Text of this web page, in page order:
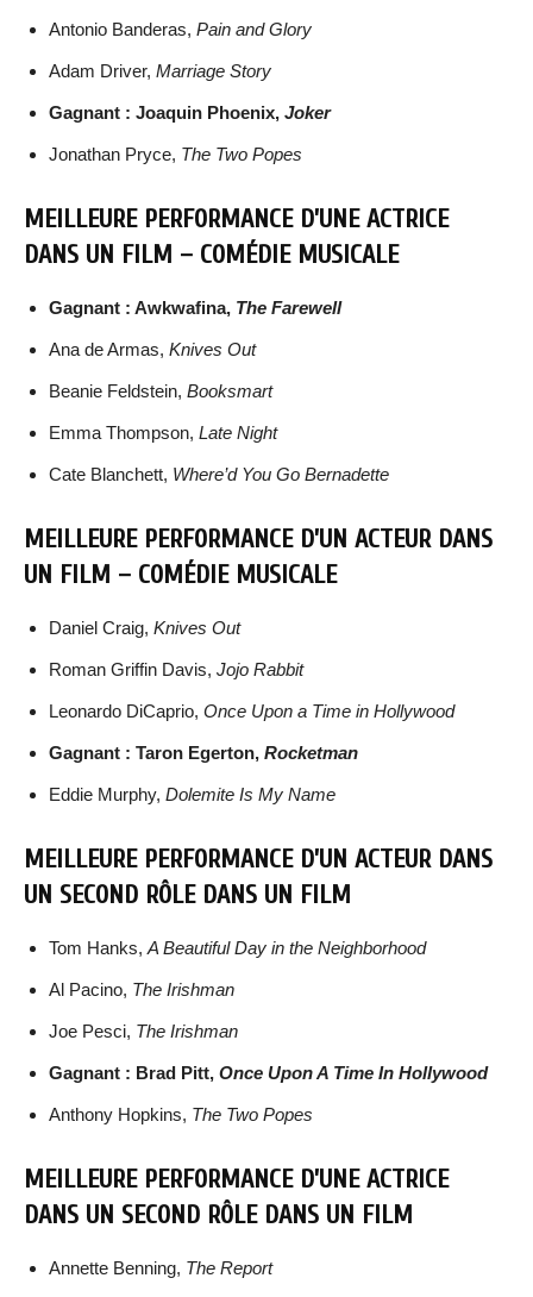
Antonio Banderas, Pain and Glory
Adam Driver, Marriage Story
Gagnant : Joaquin Phoenix, Joker
Jonathan Pryce, The Two Popes
MEILLEURE PERFORMANCE D’UNE ACTRICE
DANS UN FILM – COMÉDIE MUSICALE
Gagnant : Awkwafina, The Farewell
Ana de Armas, Knives Out
Beanie Feldstein, Booksmart
Emma Thompson, Late Night
Cate Blanchett, Where’d You Go Bernadette
MEILLEURE PERFORMANCE D’UN ACTEUR DANS
UN FILM – COMÉDIE MUSICALE
Daniel Craig, Knives Out
Roman Griffin Davis, Jojo Rabbit
Leonardo DiCaprio, Once Upon a Time in Hollywood
Gagnant : Taron Egerton, Rocketman
Eddie Murphy, Dolemite Is My Name
MEILLEURE PERFORMANCE D’UN ACTEUR DANS
UN SECOND RÔLE DANS UN FILM
Tom Hanks, A Beautiful Day in the Neighborhood
Al Pacino, The Irishman
Joe Pesci, The Irishman
Gagnant : Brad Pitt, Once Upon A Time In Hollywood
Anthony Hopkins, The Two Popes
MEILLEURE PERFORMANCE D’UNE ACTRICE
DANS UN SECOND RÔLE DANS UN FILM
Annette Benning, The Report